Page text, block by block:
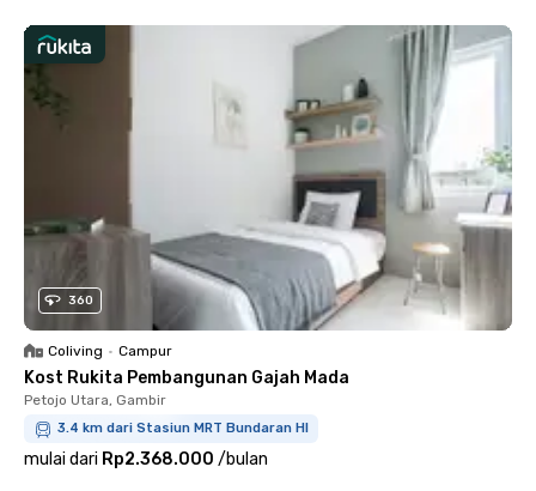
360
Coliving • Campur
Kost Rukita Pembangunan Gajah Mada
Petojo Utara, Gambir
3.4 km dari Stasiun MRT Bundaran HI
mulai dari Rp2.368.000 /bulan